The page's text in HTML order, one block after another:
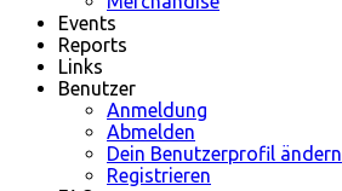
Events
Reports
Links
Benutzer
Anmeldung
Abmelden
Dein Benutzerprofil ändern
Registrieren